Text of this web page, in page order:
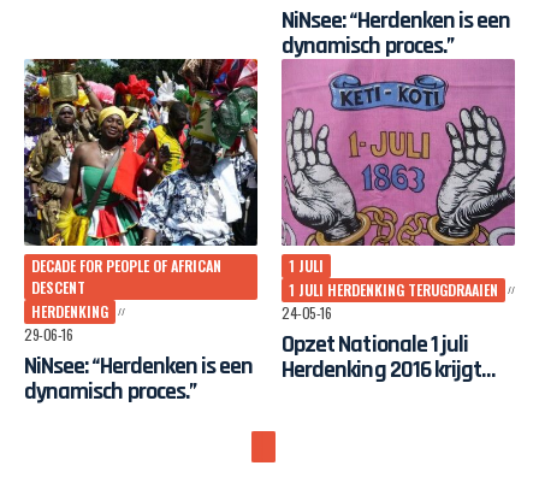
NiNsee: “Herdenken is een
dynamisch proces.”
DECADE FOR PEOPLE OF AFRICAN
DESCENT
HERDENKING
29-06-16
NiNsee: “Herdenken is een
dynamisch proces.”
1 JULI
1 JULI HERDENKING TERUGDRAAIEN
24-05-16
Opzet Nationale 1 juli
Herdenking 2016 krijgt